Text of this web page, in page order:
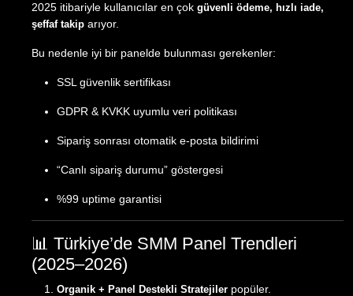
2025 itibariyle kullanıcılar en çok güvenli ödeme, hızlı iade,
şeffaf takip arıyor.
Bu nedenle iyi bir panelde bulunması gerekenler:
SSL güvenlik sertifikası
GDPR & KVKK uyumlu veri politikası
Sipariş sonrası otomatik e-posta bildirimi
“Canlı sipariş durumu” göstergesi
%99 uptime garantisi
📊 Türkiye’de SMM Panel Trendleri
(2025–2026)
Organik + Panel Destekli Stratejiler popüler.